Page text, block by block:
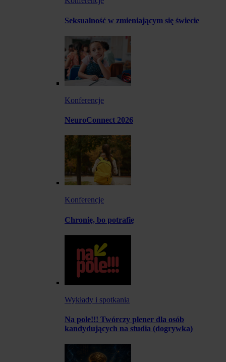
Seksualność w zmieniającym się świecie
Konferencje
NeuroConnect 2026
Konferencje
Chronię, bo potrafię
Wykłady i spotkania
Na pole!!! Twórczy plener dla osób
kandydujących na studia (dogrywka)